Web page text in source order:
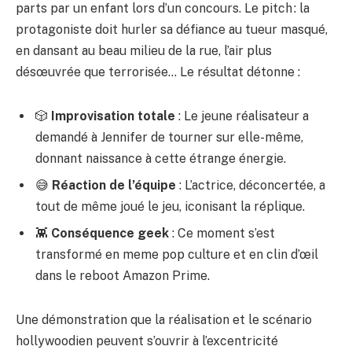
parts par un enfant lors d’un concours. Le pitch : la
protagoniste doit hurler sa défiance au tueur masqué,
en dansant au beau milieu de la rue, l’air plus
désœuvrée que terrorisée… Le résultat détonne :
🎲 Improvisation totale : Le jeune réalisateur a
demandé à Jennifer de tourner sur elle-même,
donnant naissance à cette étrange énergie.
😅 Réaction de l’équipe : L’actrice, déconcertée, a
tout de même joué le jeu, iconisant la réplique.
👾 Conséquence geek : Ce moment s’est
transformé en meme pop culture et en clin d’œil
dans le reboot Amazon Prime.
Une démonstration que la réalisation et le scénario
hollywoodien peuvent s’ouvrir à l’excentricité